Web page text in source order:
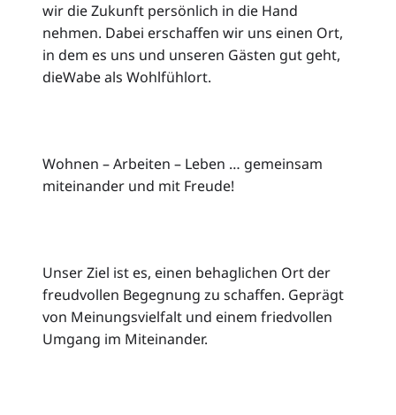
wir die Zukunft persönlich in die Hand
nehmen. Dabei erschaffen wir uns einen Ort,
in dem es uns und unseren Gästen gut geht,
dieWabe als Wohlfühlort.
Wohnen – Arbeiten – Leben … gemeinsam
miteinander und mit Freude!
Unser Ziel ist es, einen behaglichen Ort der
freudvollen Begegnung zu schaffen. Geprägt
von Meinungsvielfalt und einem friedvollen
Umgang im Miteinander.